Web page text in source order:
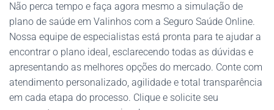
Não perca tempo e faça agora mesmo a simulação de
plano de saúde em Valinhos com a Seguro Saúde Online.
Nossa equipe de especialistas está pronta para te ajudar a
encontrar o plano ideal, esclarecendo todas as dúvidas e
apresentando as melhores opções do mercado. Conte com
atendimento personalizado, agilidade e total transparência
em cada etapa do processo. Clique e solicite seu